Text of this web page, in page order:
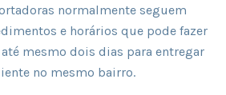
normalmente seguem
e horários que pode fazer
mesmo dois dias para entregar
no mesmo bairro.